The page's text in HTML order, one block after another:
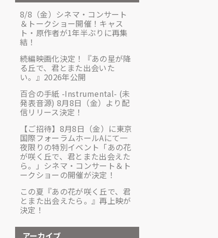
8/8（金）シネマ・コンサート
＆トークショー開催！キャス
ト・原作者が1年半ぶりに再集
結！
続編映画化決定！『あの星が降
る丘で、君とまた出会いた
い。』2026年公開
百合の手紙 -Instrumental- (未
発表音源) 8月8日（金）より配
信リリース決定！
【ご招待】8月8日（金）に東京
国際フォーラムホールAにて一
夜限りの特別イベント「あの花
が咲く丘で、君とまた出会えた
ら。」シネマ・コンサート＆ト
ークショーの開催が決定！
この夏『あの花が咲く丘で、君
とまた出会えたら。』再上映が
決定！
アーカイブ